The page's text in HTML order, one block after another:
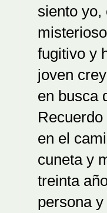
siento
fugitivo y
joven
en busca
en el
cuneta y
treinta
persona